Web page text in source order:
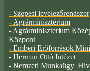
- Szepesi levelezőrendszer
- Agrárminisztérium
- Agrárminisztérium
Központ
- Emberi Erőforrások
- Herman Ottó Intézet
- Nemzeti Munkaügyi